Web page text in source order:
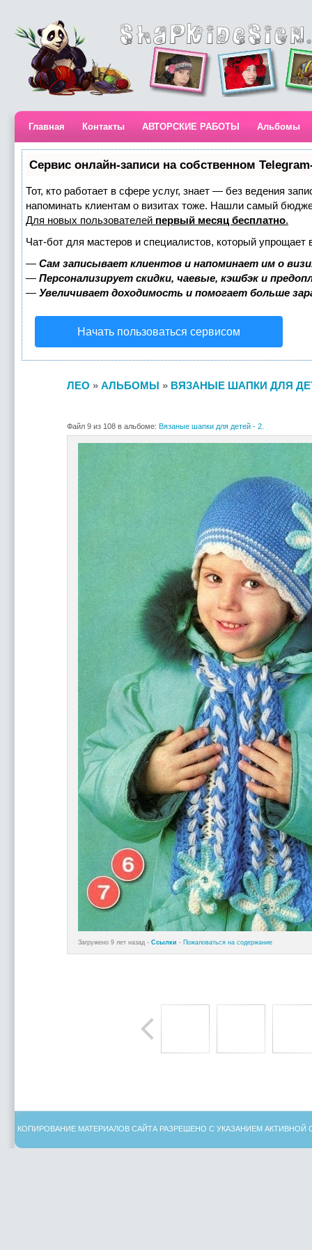
Главная Контакты АВТОРСКИЕ РАБОТЫ Альбомы
Сервис онлайн-записи на собственном
Тот, кто работает в сфере услуг, знает — без ведения
напоминать клиентам о визитах тоже. Нашли самый
Для новых пользователей первый месяц бесплатно.
Чат-бот для мастеров и специалистов, который упрощает
— Сам записывает клиентов и напоминает им о
— Персонализирует скидки, чаевые, кэшбэк и
— Увеличивает доходимость и помогает больше
Начать пользоваться сервисом
ЛЕО » АЛЬБОМЫ » ВЯЗАНЫЕ ШАПКИ ДЛЯ
Файл 9 из 108 в альбоме: Вязаные шапки для детей - 2.
Загружено 9 лет назад - Ссылки - Пожаловаться на содержание
КОПИРОВАНИЕ МАТЕРИАЛОВ САЙТА РАЗРЕШЕНО С УКАЗАНИЕМ АКТИВНОЙ